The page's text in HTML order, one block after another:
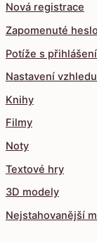
Nová registrace
Zapomenuté heslo
Potíže s
Nastavení
Knihy
Filmy
Noty
Textové hry
3D modely
Nejstahovanější